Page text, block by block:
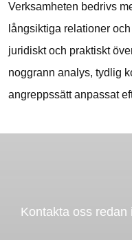
Verksamheten bedrivs
långsiktiga relationer
juridiskt och praktiskt
noggrann analys, tydlig
angreppssätt anpassat
Kontakta oss redan